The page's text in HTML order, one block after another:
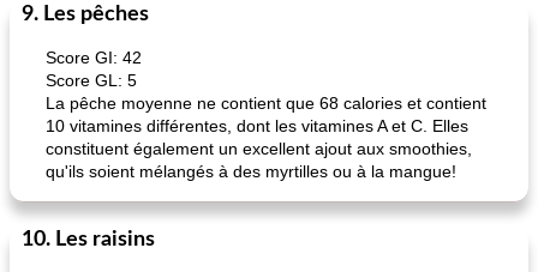
9. Les pêches
Score GI: 42
Score GL: 5
La pêche moyenne ne contient que 68 calories et contient
10 vitamines différentes, dont les vitamines A et C. Elles
constituent également un excellent ajout aux smoothies,
qu'ils soient mélangés à des myrtilles ou à la mangue!
10. Les raisins